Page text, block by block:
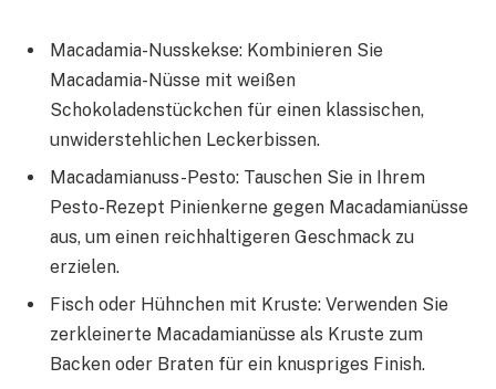
Macadamia-Nusskekse: Kombinieren Sie
Macadamia-Nüsse mit weißen
Schokoladenstückchen für einen klassischen,
unwiderstehlichen Leckerbissen.
Macadamianuss-Pesto: Tauschen Sie in Ihrem
Pesto-Rezept Pinienkerne gegen Macadamianüsse
aus, um einen reichhaltigeren Geschmack zu
erzielen.
Fisch oder Hühnchen mit Kruste: Verwenden Sie
zerkleinerte Macadamianüsse als Kruste zum
Backen oder Braten für ein knuspriges Finish.